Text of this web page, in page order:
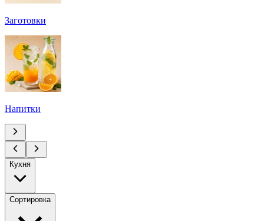
Заготовки
Напитки
Кухня
Сортировка